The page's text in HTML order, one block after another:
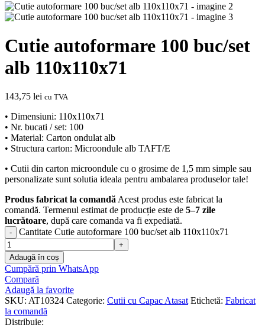
Cutie autoformare 100 buc/set
alb 110x110x71
143,75 lei cu TVA
• Dimensiuni: 110x110x71
• Nr. bucati / set: 100
• Material: Carton ondulat alb
• Structura carton: Microondule alb TAFT/E
• Cutii din carton microondule cu o grosime de 1,5 mm simple sau
personalizate sunt solutia ideala pentru ambalarea produselor tale!
Produs fabricat la comandăAcest produs este fabricat la
comandă. Termenul estimat de producție este de 5–7 zile
lucrătoare, după care comanda va fi expediată.
Cantitate Cutie autoformare 100 buc/set alb 110x110x71
Adaugă în coș
Cumpără prin WhatsApp
Compară
Adaugă la favorite
SKU: AT10324 Categorie: Cutii cu Capac Atasat Etichetă: Fabricat
la comandă
Distribuie: